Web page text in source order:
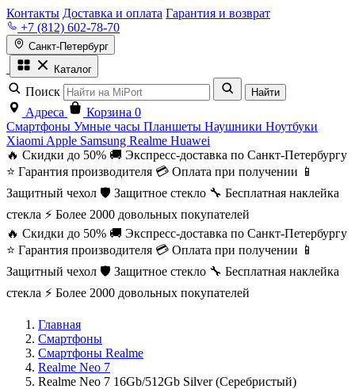
Контакты Доставка и оплата Гарантия и возврат
+7 (812) 602-78-70
Санкт-Петербург
Каталог
Поиск Найти
Адреса Корзина 0
Смартфоны Умные часы Планшеты Наушники Ноутбуки
Xiaomi Apple Samsung Realme Huawei
🔥 Скидки до 50% 🚚 Экспресс-доставка по Санкт-Петербургу
⭐ Гарантия производителя 💳 Оплата при получении 📱
Защитный чехол 🛡️ Защитное стекло 🔧 Бесплатная наклейка
стекла ⚡ Более 2000 довольных покупателей
🔥 Скидки до 50% 🚚 Экспресс-доставка по Санкт-Петербургу
⭐ Гарантия производителя 💳 Оплата при получении 📱
Защитный чехол 🛡️ Защитное стекло 🔧 Бесплатная наклейка
стекла ⚡ Более 2000 довольных покупателей
Главная
Смартфоны
Смартфоны Realme
Realme Neo 7
Realme Neo 7 16Gb/512Gb Silver (Серебристый)